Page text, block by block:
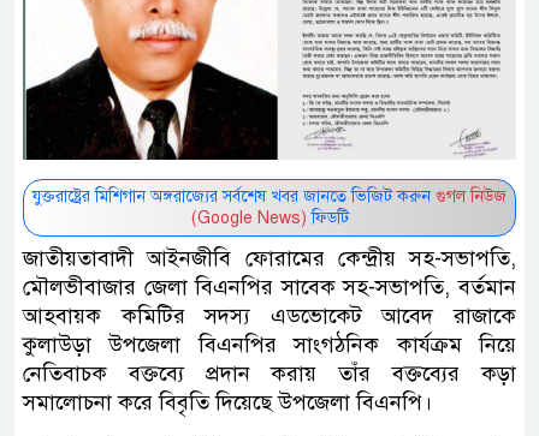
যুক্তরাষ্ট্রের মিশিগান অঙ্গরাজ্যের সর্বশেষ খবর জানতে ভিজিট করুন গুগল নিউজ
(Google News) ফিডটি
জাতীয়তাবাদী আইনজীবি ফোরামের কেন্দ্রীয় সহ-সভাপতি,
মৌলভীবাজার জেলা বিএনপির সাবেক সহ-সভাপতি, বর্তমান
আহবায়ক কমিটির সদস্য এডভোকেট আবেদ রাজাকে
কুলাউড়া উপজেলা বিএনপির সাংগঠনিক কার্যক্রম নিয়ে
নেতিবাচক বক্তব্যে প্রদান করায় তাঁর বক্তব্যের কড়া
সমালোচনা করে বিবৃতি দিয়েছে উপজেলা বিএনপি।